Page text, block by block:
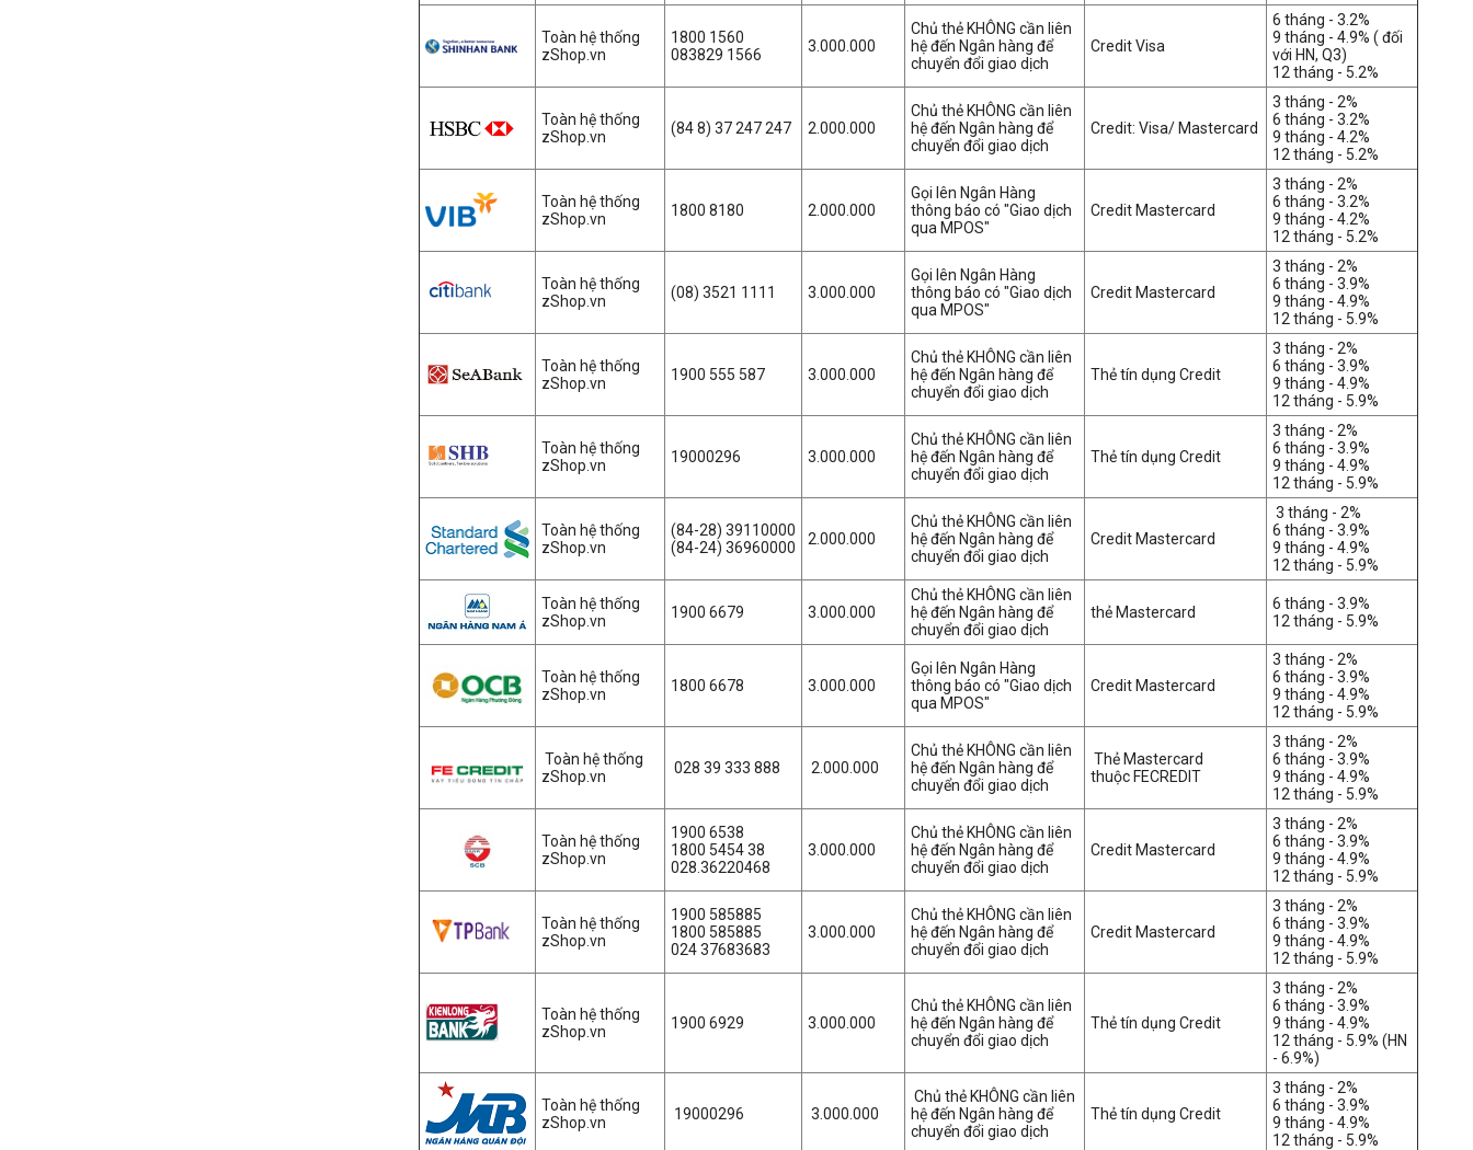
Toàn hệ thống
zShop.vn
1800 1560
083829 1566
3.000.000
Chủ thẻ KHÔNG cần liên
hệ đến Ngân hàng để
chuyển đổi giao dịch
Credit Visa
6 tháng - 3.2%
9 tháng - 4.9% ( đối
với HN, Q3)
12 tháng - 5.2%
Toàn hệ thống
zShop.vn
(84 8) 37 247 247 2.000.000
Chủ thẻ KHÔNG cần liên
hệ đến Ngân hàng để
chuyển đổi giao dịch
Credit: Visa/ Mastercard
3 tháng - 2%
6 tháng - 3.2%
9 tháng - 4.2%
12 tháng - 5.2%
Toàn hệ thống
zShop.vn
1800 8180 2.000.000
Gọi lên Ngân Hàng
thông báo có "Giao dịch
qua MPOS"
Credit Mastercard
3 tháng - 2%
6 tháng - 3.2%
9 tháng - 4.2%
12 tháng - 5.2%
Toàn hệ thống
zShop.vn
(08) 3521 1111 3.000.000
Gọi lên Ngân Hàng
thông báo có "Giao dịch
qua MPOS"
Credit Mastercard
3 tháng - 2%
6 tháng - 3.9%
9 tháng - 4.9%
12 tháng - 5.9%
Toàn hệ thống
zShop.vn
1900 555 587 3.000.000
Chủ thẻ KHÔNG cần liên
hệ đến Ngân hàng để
chuyển đổi giao dịch
Thẻ tín dụng Credit
3 tháng - 2%
6 tháng - 3.9%
9 tháng - 4.9%
12 tháng - 5.9%
Toàn hệ thống
zShop.vn
19000296 3.000.000
Chủ thẻ KHÔNG cần liên
hệ đến Ngân hàng để
chuyển đổi giao dịch
Thẻ tín dụng Credit
3 tháng - 2%
6 tháng - 3.9%
9 tháng - 4.9%
12 tháng - 5.9%
Toàn hệ thống
zShop.vn
(84-28) 39110000
(84-24) 36960000
2.000.000
Chủ thẻ KHÔNG cần liên
hệ đến Ngân hàng để
chuyển đổi giao dịch
Credit Mastercard
3 tháng - 2%
6 tháng - 3.9%
9 tháng - 4.9%
12 tháng - 5.9%
Toàn hệ thống
zShop.vn
1900 6679 3.000.000
Chủ thẻ KHÔNG cần liên
hệ đến Ngân hàng để
chuyển đổi giao dịch
thẻ Mastercard
6 tháng - 3.9%
12 tháng - 5.9%
Toàn hệ thống
zShop.vn
1800 6678 3.000.000
Gọi lên Ngân Hàng
thông báo có "Giao dịch
qua MPOS"
Credit Mastercard
3 tháng - 2%
6 tháng - 3.9%
9 tháng - 4.9%
12 tháng - 5.9%
Toàn hệ thống
zShop.vn
028 39 333 888 2.000.000
Chủ thẻ KHÔNG cần liên
hệ đến Ngân hàng để
chuyển đổi giao dịch
Thẻ Mastercard
thuộcFECREDIT
3 tháng - 2%
6 tháng - 3.9%
9 tháng - 4.9%
12 tháng - 5.9%
Toàn hệ thống
zShop.vn
1900 6538
1800 5454 38
028.36220468
3.000.000
Chủ thẻ KHÔNG cần liên
hệ đến Ngân hàng để
chuyển đổi giao dịch
Credit Mastercard
3 tháng - 2%
6 tháng - 3.9%
9 tháng - 4.9%
12 tháng - 5.9%
Toàn hệ thống
zShop.vn
1900 585885
1800 585885
024 37683683
3.000.000
Chủ thẻ KHÔNG cần liên
hệ đến Ngân hàng để
chuyển đổi giao dịch
Credit Mastercard
3 tháng - 2%
6 tháng - 3.9%
9 tháng - 4.9%
12 tháng - 5.9%
Toàn hệ thống
zShop.vn
1900 6929 3.000.000
Chủ thẻ KHÔNG cần liên
hệ đến Ngân hàng để
chuyển đổi giao dịch
Thẻ tín dụng Credit
3 tháng - 2%
6 tháng - 3.9%
9 tháng - 4.9%
12 tháng - 5.9% (HN
- 6.9%)
Toàn hệ thống
zShop.vn
19000296 3.000.000
Chủ thẻ KHÔNG cần liên
hệ đến Ngân hàng để
chuyển đổi giao dịch
Thẻ tín dụng Credit
3 tháng - 2%
6 tháng - 3.9%
9 tháng - 4.9%
12 tháng - 5.9%